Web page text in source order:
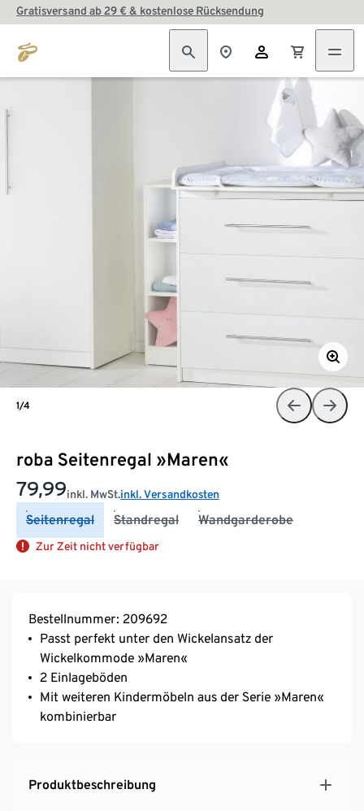
Gratisversand ab 29 € & kostenlose Rücksendung
roba Seitenregal »Maren«
79,99inkl. MwSt.inkl. Versandkosten
Seitenregal Standregal Wandgarderobe
Zur Zeit nicht verfügbar
1/4
Bestellnummer: 209692
Passt perfekt unter den Wickelansatz der
Wickelkommode »Maren«
2 Einlageböden
Mit weiteren Kindermöbeln aus der Serie »Maren«
kombinierbar
Produktbeschreibung